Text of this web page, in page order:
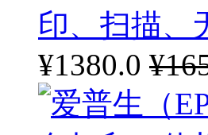
印、扫描、
¥1380.0